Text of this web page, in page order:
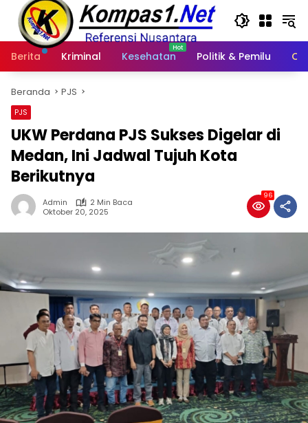
Langsung
konten
Berita
Kriminal Kesehatan Politik & Pemilu
Beranda PJS
PJS
UKW Perdana PJS Sukses Digelar di
Medan, Ini Jadwal Tujuh Kota
Berikutnya
Admin
2 Min Baca
Oktober 20, 2025
96